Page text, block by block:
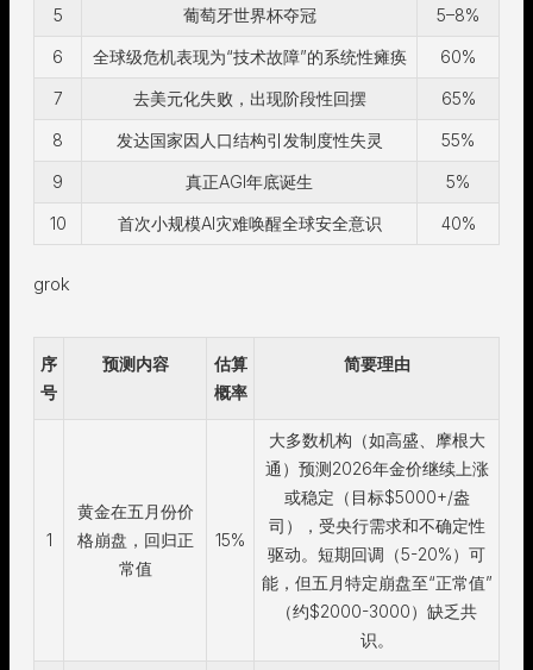
5 葡萄牙世界杯夺冠 5–8%
6 全球级危机表现为“技术故障”的系统性瘫痪 60%
7 去美元化失败，出现阶段性回摆 65%
8 发达国家因人口结构引发制度性失灵 55%
9 真正AGI年底诞生 5%
10 首次小规模AI灾难唤醒全球安全意识 40%
grok
序
号
预测内容
估算
概率
简要理由
1
黄金在五月份价
格崩盘，回归正
常值
15%
大多数机构（如高盛、摩根大
通）预测2026年金价继续上涨
或稳定（目标$5000+/盎
司），受央行需求和不确定性
驱动。短期回调（5-20%）可
能，但五月特定崩盘至“正常值”
（约$2000-3000）缺乏共
识。